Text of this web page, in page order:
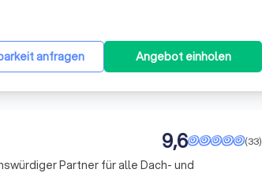
anfragen Angebot einholen
(33)
9,6
Partner für alle Dach- und